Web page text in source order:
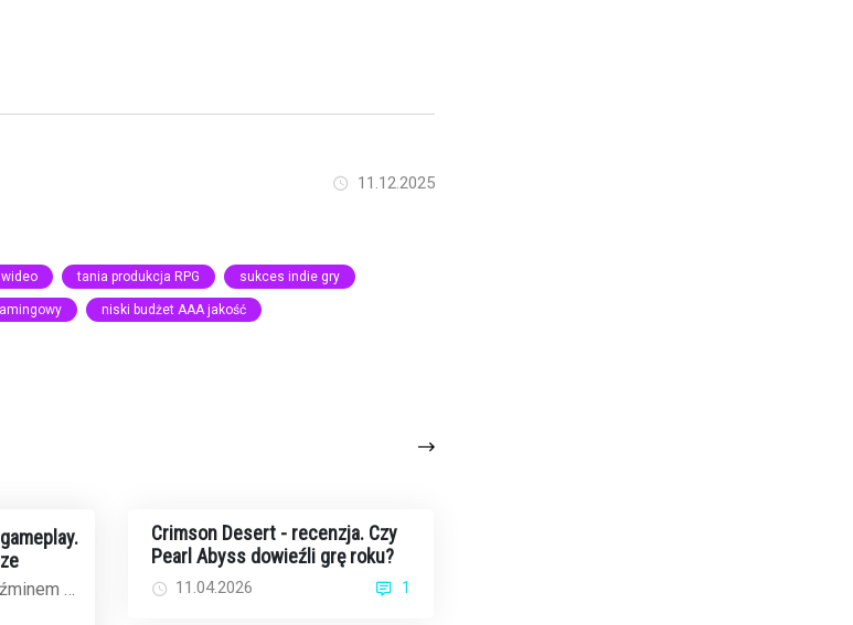
11.12.2025
tania produkcja RPG sukces indie gry
niski budżet AAA jakość
4
Crimson Desert - recenzja. Czy
Pearl Abyss dowieźli grę roku?
11.04.2026 1